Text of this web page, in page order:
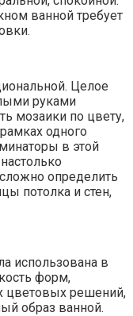
ванной требует
Целое
руками
мозаики по цвету,
одного
в этой
определить
потолка и стен,
использована в
форм,
цветовых решений,
образ ванной.